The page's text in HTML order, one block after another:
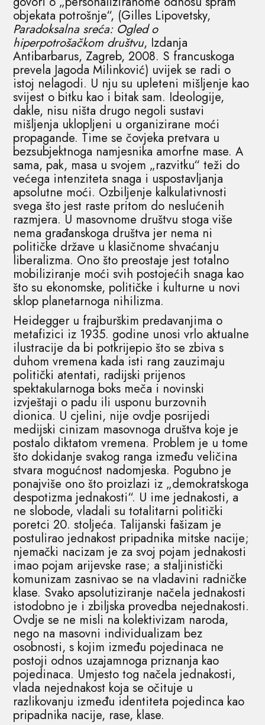
objekata potrošnje“, (Gilles Lipovetsky,
Paradoksalna sreća: Ogled o
hiperpotrošačkom društvu, Izdanja
Antibarbarus, Zagreb, 2008. S francuskoga
prevela Jagoda Milinković) uvijek se radi o
istoj nelagodi. U nju su upleteni mišljenje kao
svijest o bitku kao i bitak sam. Ideologije,
dakle, nisu ništa drugo negoli sustavi
mišljenja uklopljeni u organizirane moći
propagande. Time se čovjeka pretvara u
bezsubjektnoga namjesnika amorfne mase. A
sama, pak, masa u svojem „razvitku“ teži do
većega intenziteta snaga i uspostavljanja
apsolutne moći. Ozbiljenje kalkulativnosti
svega što jest raste pritom do neslućenih
razmjera. U masovnome društvu stoga više
nema građanskoga društva jer nema ni
političke države u klasičnome shvaćanju
liberalizma. Ono što preostaje jest totalno
mobiliziranje moći svih postojećih snaga kao
što su ekonomske, političke i kulturne u novi
sklop planetarnoga nihilizma.
Heidegger u frajburškim predavanjima o
metafizici iz 1935. godine unosi vrlo aktualne
ilustracije da bi potkrijepio što se zbiva s
duhom vremena kada isti rang zauzimaju
politički atentati, radijski prijenos
spektakularnoga boks meča i novinski
izvještaji o padu ili usponu burzovnih
dionica. U cjelini, nije ovdje posrijedi
medijski cinizam masovnoga društva koje je
postalo diktatom vremena. Problem je u tome
što dokidanje svakog ranga između veličina
stvara mogućnost nadomjeska. Pogubno je
ponajviše ono što proizlazi iz „demokratskoga
despotizma jednakosti“. U ime jednakosti, a
ne slobode, vladali su totalitarni politički
poretci 20. stoljeća. Talijanski fašizam je
postulirao jednakost pripadnika mitske nacije;
njemački nacizam je za svoj pojam jednakosti
imao pojam arijevske rase; a staljinistički
komunizam zasnivao se na vladavini radničke
klase. Svako apsolutiziranje načela jednakosti
istodobno je i zbiljska provedba nejednakosti.
Ovdje se ne misli na kolektivizam naroda,
nego na masovni individualizam bez
osobnosti, s kojim između pojedinaca ne
postoji odnos uzajamnoga priznanja kao
pojedinaca. Umjesto tog načela jednakosti,
vlada nejednakost koja se očituje u
razlikovanju između identiteta pojedinca kao
pripadnika nacije, rase, klase.